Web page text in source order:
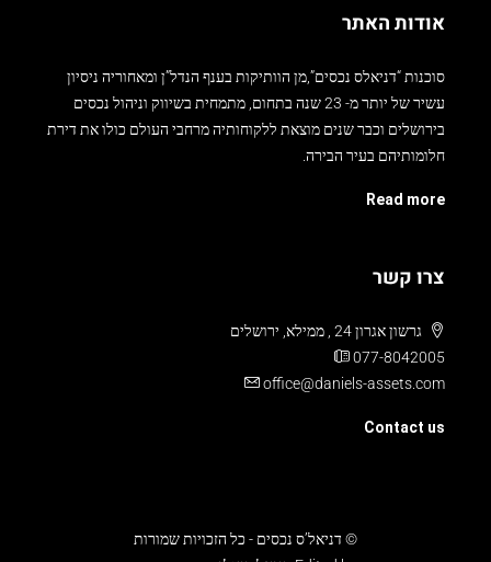
אודות האתר
סוכנות “דניאלס נכסים”,מן הוותיקות בענף הנדל”ן ומאחוריה ניסיון
עשיר של יותר מ- 23 שנה בתחום, מתמחית בשיווק וניהול נכסים
בירושלים וכבר שנים מוצאת ללקוחותיה מרחבי העולם כולו את דירת
חלומותיהם בעיר הבירה.
Read more
צרו קשר
גרשון אגרון 24 , ממילא, ירושלים
077-8042005
office@daniels-assets.com
Contact us
© דניאל’ס נכסים - כל הזכויות שמורות